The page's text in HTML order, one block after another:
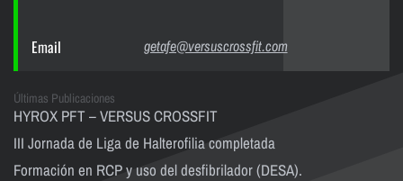
Email getafe@versuscrossfit.com
Últimas Publicaciones
HYROX PFT – VERSUS CROSSFIT
III Jornada de Liga de Halterofilia completada
Formación en RCP y uso del desfibrilador (DESA).